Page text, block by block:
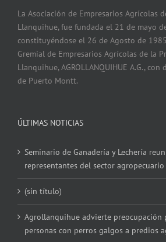
La Asociación de Empresarios Agrícolas
Llanquihue, fue fundada el 21 de mayo
constituyéndose el 26 de Agosto de
Gremial de Empresarios Agrícolas de la
Llanquihue, AGROLLANQUIHUE A.G.,
de Puerto Montt.
ÚLTIMAS NOTICIAS
Seminario de Ganadería y Lechería
representantes del sector agropecuario
(sin título)
Agrollanquihue advierte preocupación
personas con perros galgos a predios